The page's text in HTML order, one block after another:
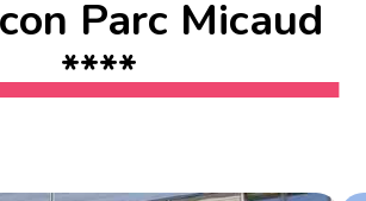
Parc Micaud
****